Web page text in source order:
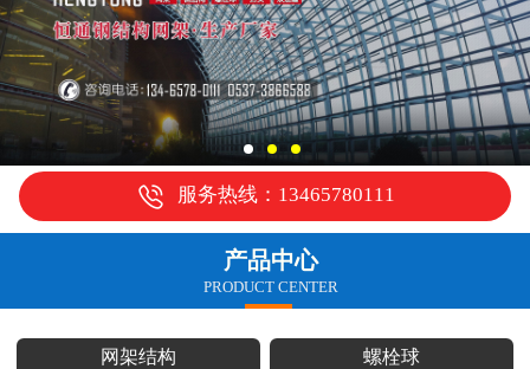
服务热线：13465780111
产品中心
PRODUCT CENTER
网架结构 螺栓球